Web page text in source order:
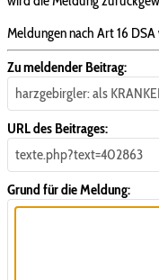
Meldungen nach Art 16
Zu meldender Beitrag:
harzgebirgler: als
URL des Beitrages:
texte.php?text=402863
Grund für die Meldung: